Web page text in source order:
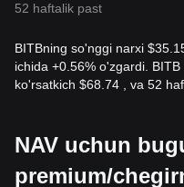
52 haftalik past
BITBning so'nggi narxi
ichida +0.56% o'zgardi.
ko'rsatkich $68.74 , va 52
NAV uchun
premium/